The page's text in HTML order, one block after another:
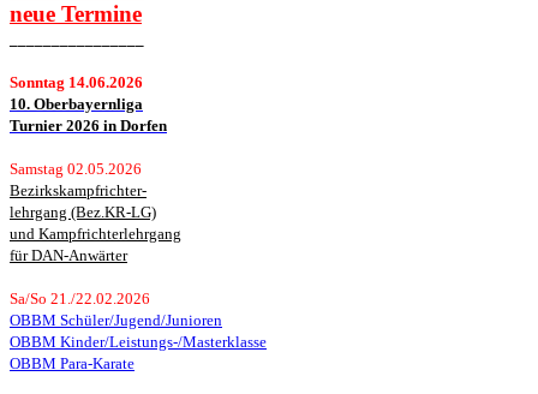
neue Termine
Sonntag 14.06.2026
10. Oberbayernliga
Turnier 2026 in Dorfen
Samstag 02.05.2026
Bezirkskampfrichter-
lehrgang (Bez.KR-LG)
und Kampfrichterlehrgang
für DAN-Anwärter
Sa/So 21./22.02.2026
OBBM Schüler/Jugend/Junioren
OBBM Kinder/Leistungs-/Masterklasse
OBBM Para-Karate